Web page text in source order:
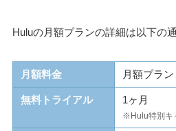
Huluの月額プランの詳細は以下の通
月額料金 月額プラ
無料トライアル 1ヶ月
※Hulu特別キ